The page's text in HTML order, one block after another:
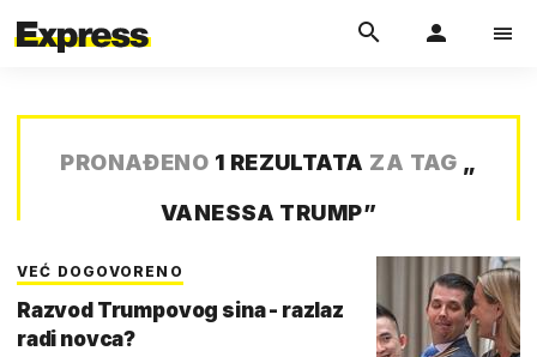
PRONAĐENO 1 REZULTATA ZA TAG „
VANESSA TRUMP”
VEĆ DOGOVORENO
Razvod Trumpovog sina - razlaz
radi novca?